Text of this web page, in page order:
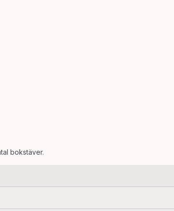
bokstäver.